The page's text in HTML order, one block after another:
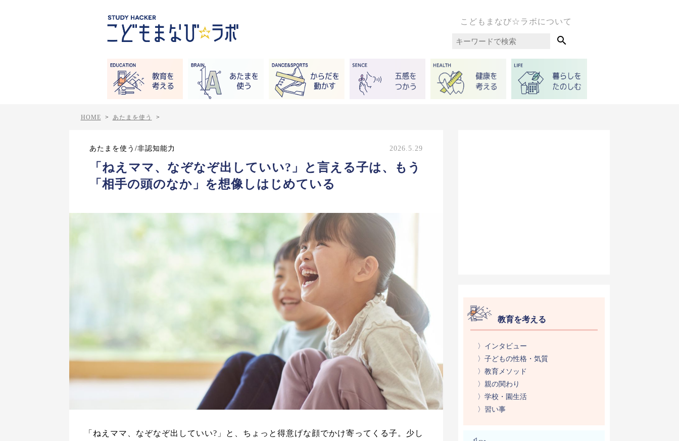
こどもまなび☆ラボについて

HOME > あたまを使う >
あたまを使う/非認知能力 2026.5.29
「ねえママ、なぞなぞ出していい?」と言える子は、もう
「相手の頭のなか」を想像しはじめている
「ねえママ、なぞなぞ出していい?」と、ちょっと得意げな顔でかけ寄ってくる子。少し
教育を考える
〉インタビュー
〉子どもの性格・気質
〉教育メソッド
〉親の関わり
〉学校・園生活
〉習い事